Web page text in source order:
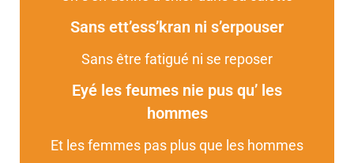
Sans ett’ess’kran ni s’erpouser
Sans être fatigué ni se reposer
Eyé les feumes nie pus qu’ les
hommes
Et les femmes pas plus que les hommes